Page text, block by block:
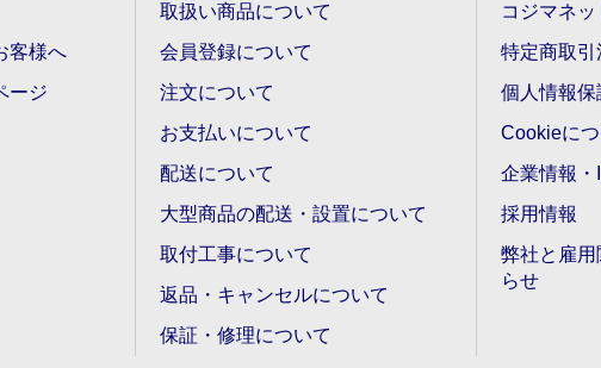
客様へ
ージ
取扱い商品について
会員登録について
注文について
お支払いについて
配送について
大型商品の配送・設置について
取付工事について
返品・キャンセルについて
保証・修理について
コジマネ
特定商取
個人情報保
Cookieに
企業情報・
採用情報
弊社と雇
らせ